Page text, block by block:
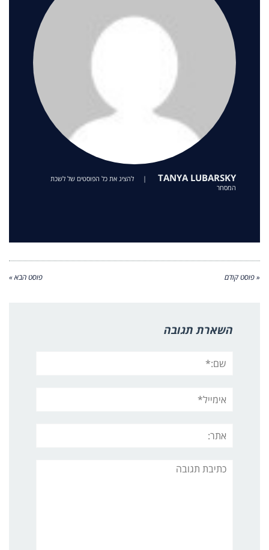
TANYA LUBARSKY
|
להציג את כל הפוסטים של לשכת
המסחר
« פוסט קודם פוסט הבא »
השארת תגובה
תגובה